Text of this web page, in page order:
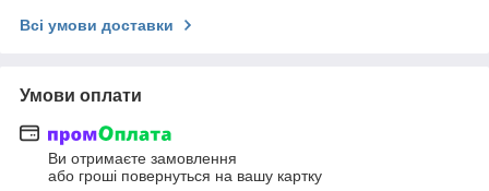
Всі умови доставки
Умови оплати
Ви отримаєте замовлення
або гроші повернуться на вашу картку